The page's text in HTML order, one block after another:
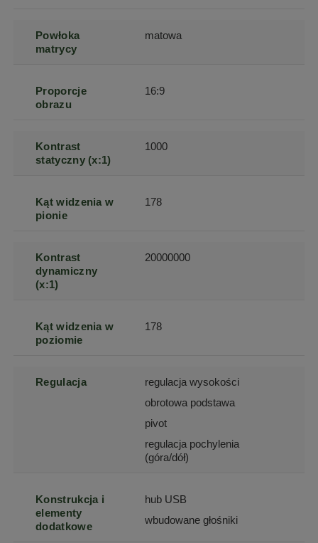
Powłoka
matrycy
matowa
Proporcje
obrazu
16:9
Kontrast
statyczny (x:1)
1000
Kąt widzenia w
pionie
178
Kontrast
dynamiczny
(x:1)
20000000
Kąt widzenia w
poziomie
178
Regulacja
regulacja wysokości
obrotowa podstawa
pivot
regulacja pochylenia
(góra/dół)
Konstrukcja i
elementy
dodatkowe
hub USB
wbudowane głośniki